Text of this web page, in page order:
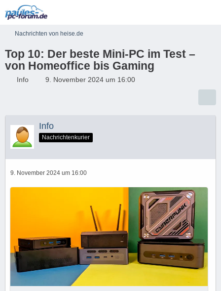
Nachrichten von heise.de
Top 10: Der beste Mini-PC im Test –
von Homeoffice bis Gaming
Info 9. November 2024 um 16:00
Info
Nachrichtenkurier
9. November 2024 um 16:00